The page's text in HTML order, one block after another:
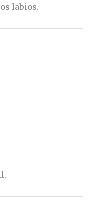
labios.